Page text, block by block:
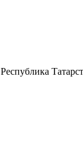
Республика